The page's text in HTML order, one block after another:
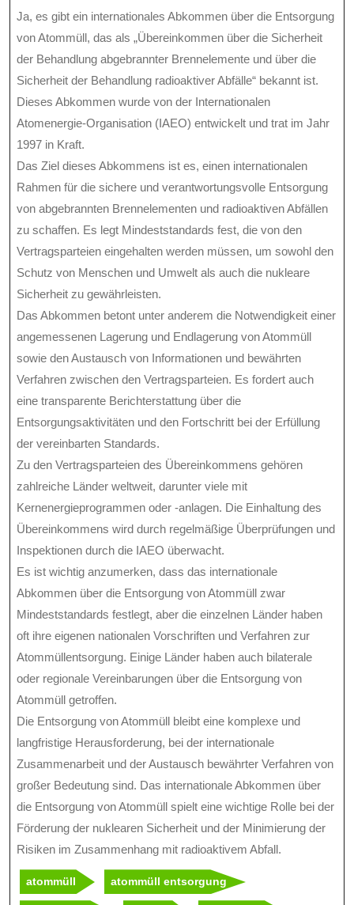
Ja, es gibt ein internationales Abkommen über die Entsorgung
von Atommüll, das als „Übereinkommen über die Sicherheit
der Behandlung abgebrannter Brennelemente und über die
Sicherheit der Behandlung radioaktiver Abfälle“ bekannt ist.
Dieses Abkommen wurde von der Internationalen
Atomenergie-Organisation (IAEO) entwickelt und trat im Jahr
1997 in Kraft.
Das Ziel dieses Abkommens ist es, einen internationalen
Rahmen für die sichere und verantwortungsvolle Entsorgung
von abgebrannten Brennelementen und radioaktiven Abfällen
zu schaffen. Es legt Mindeststandards fest, die von den
Vertragsparteien eingehalten werden müssen, um sowohl den
Schutz von Menschen und Umwelt als auch die nukleare
Sicherheit zu gewährleisten.
Das Abkommen betont unter anderem die Notwendigkeit einer
angemessenen Lagerung und Endlagerung von Atommüll
sowie den Austausch von Informationen und bewährten
Verfahren zwischen den Vertragsparteien. Es fordert auch
eine transparente Berichterstattung über die
Entsorgungsaktivitäten und den Fortschritt bei der Erfüllung
der vereinbarten Standards.
Zu den Vertragsparteien des Übereinkommens gehören
zahlreiche Länder weltweit, darunter viele mit
Kernenergieprogrammen oder -anlagen. Die Einhaltung des
Übereinkommens wird durch regelmäßige Überprüfungen und
Inspektionen durch die IAEO überwacht.
Es ist wichtig anzumerken, dass das internationale
Abkommen über die Entsorgung von Atommüll zwar
Mindeststandards festlegt, aber die einzelnen Länder haben
oft ihre eigenen nationalen Vorschriften und Verfahren zur
Atommüllentsorgung. Einige Länder haben auch bilaterale
oder regionale Vereinbarungen über die Entsorgung von
Atommüll getroffen.
Die Entsorgung von Atommüll bleibt eine komplexe und
langfristige Herausforderung, bei der internationale
Zusammenarbeit und der Austausch bewährter Verfahren von
großer Bedeutung sind. Das internationale Abkommen über
die Entsorgung von Atommüll spielt eine wichtige Rolle bei der
Förderung der nuklearen Sicherheit und der Minimierung der
Risiken im Zusammenhang mit radioaktivem Abfall.
atommüll atommüll entsorgung